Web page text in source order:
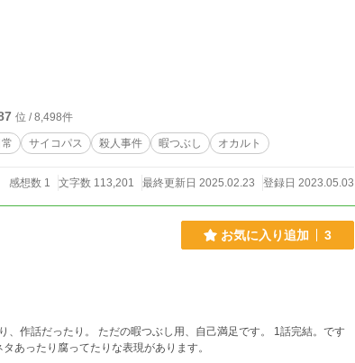
位 / 8,498件
常 サイコパス 殺人事件 暇つぶし オカルト
感想数 1 文字数 113,201 最終更新日 2025.02.23 登録日 2023.05.03
お気に入り追加 3
ったり。 ただの暇つぶし用、自己満足です。 1話完結。です
下ネタあったり腐ってたりな表現があります。